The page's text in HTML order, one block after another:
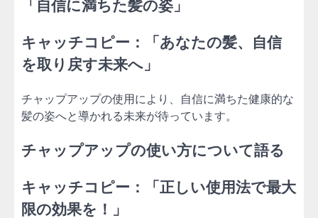
「自信に満ちた髪の姿」
キャッチコピー：「あなたの髪、自信
を取り戻す未来へ」
チャップアップの使用により、自信に満ちた健康的な
髪の姿へと導かれる未来が待っています。
チャップアップの使い方について語る
キャッチコピー：「正しい使用法で最大
限の効果を！」